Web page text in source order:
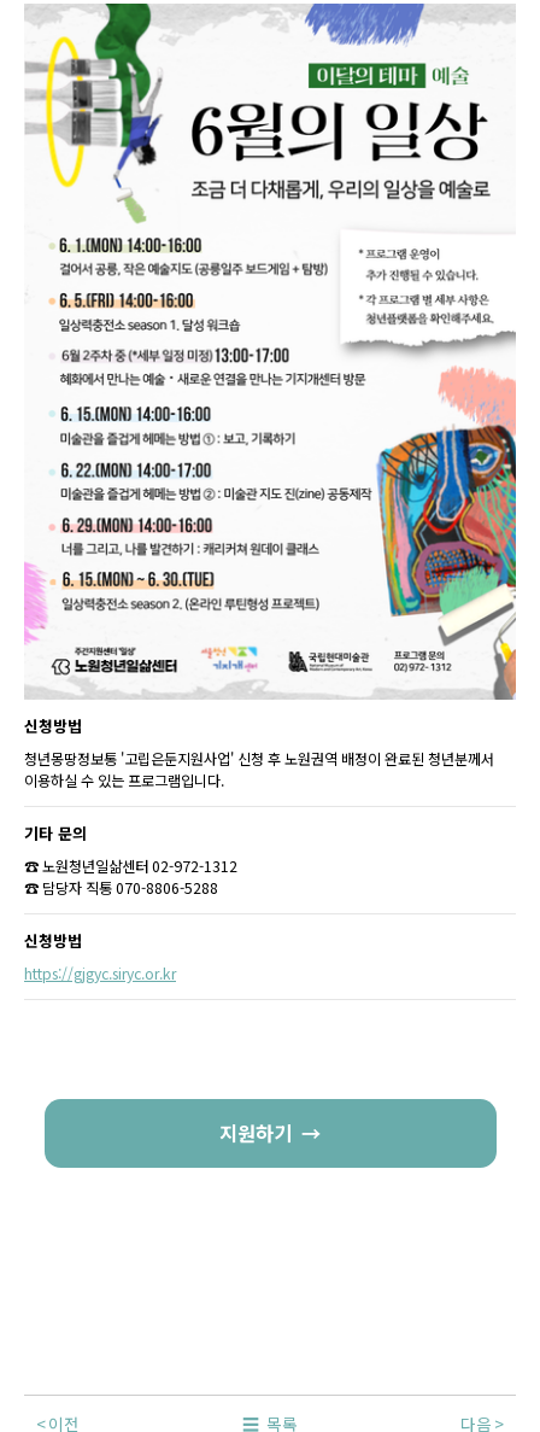
신청방법
청년몽땅정보통 '고립은둔지원사업' 신청 후 노원권역 배정이 완료된 청년분께서
이용하실 수 있는 프로그램입니다.
기타 문의
☎ 노원청년일삶센터 02-972-1312
☎ 담당자 직통 070-8806-5288
신청방법
https://gjgyc.siryc.or.kr
지원하기
이전 목록 다음